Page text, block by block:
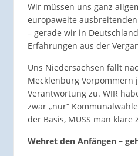
Wir müssen uns ganz
europaweite
– gerade wir in
Erfahrungen aus der
Uns Niedersachsen fällt
Mecklenburg Vorpommern
Verantwortung zu. WIR
zwar „nur“
der Basis, MUSS man klare
Wehret den Anfängen –